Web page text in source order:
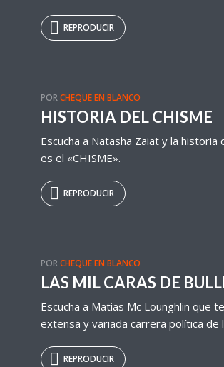
REPRODUCIR
PORCHEQUE EN BLANCO
HISTORIA DEL CHISME
Escucha a Natasha Zaiat y la historia
es el «CHISME».
REPRODUCIR
PORCHEQUE EN BLANCO
LAS MIL CARAS DE
Escucha a Matias Mc Lounghlin que
extensa y variada carrera política de
REPRODUCIR